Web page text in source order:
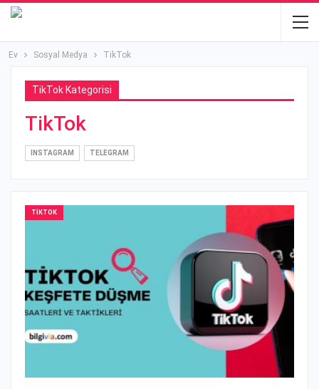
Ev Sosyal Medya TikTok
TikTok Kategorisi
TikTok
INSTAGRAM TELEGRAM
TIKTOK